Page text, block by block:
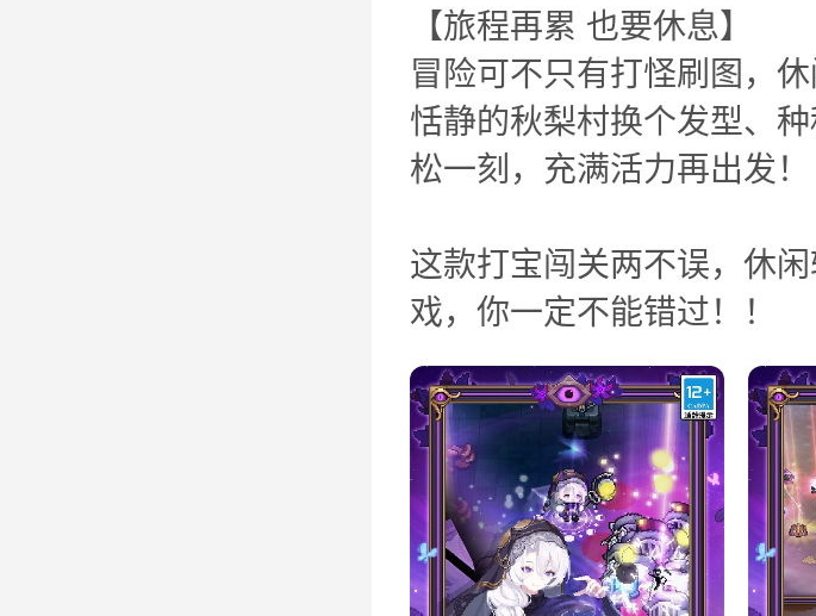
【旅程再累 也要休息】
冒险可不只有打怪刷图，
恬静的秋梨村换个发型、
松一刻，充满活力再出发！
这款打宝闯关两不误，休
戏，你一定不能错过！！